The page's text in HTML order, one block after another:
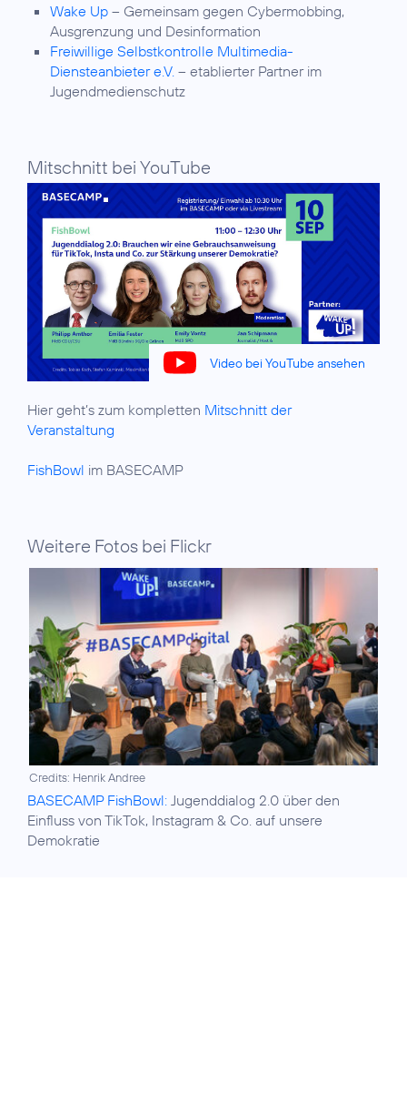
Wake Up – Gemeinsam gegen Cybermobbing,
Ausgrenzung und Desinformation
Freiwillige Selbstkontrolle Multimedia-
Diensteanbieter e.V. – etablierter Partner im
Jugendmedienschutz
Mitschnitt bei YouTube
Video bei YouTube ansehen
Hier geht’s zum kompletten Mitschnitt der
Veranstaltung
FishBowl im BASECAMP
Weitere Fotos bei Flickr
Credits: Henrik Andree
BASECAMP FishBowl: Jugenddialog 2.0 über den
Einfluss von TikTok, Instagram & Co. auf unsere
Demokratie